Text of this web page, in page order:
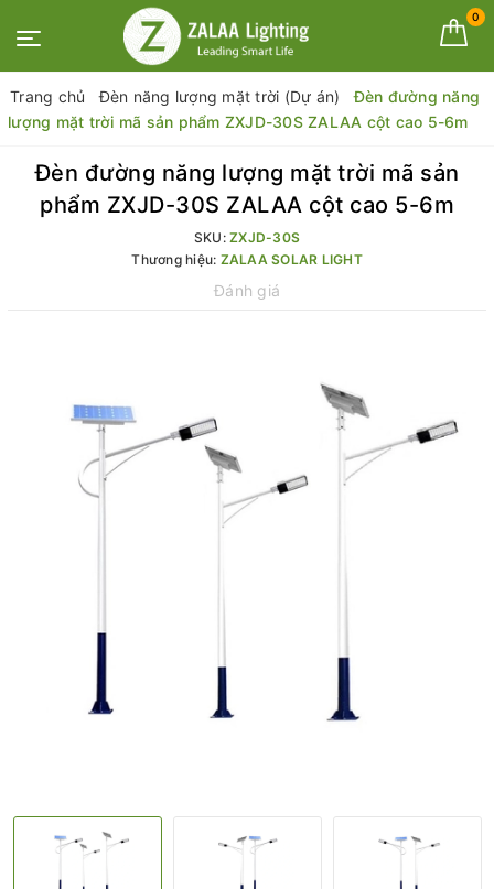
0
Trang chủ Đèn năng lượng mặt trời (Dự án)
Đèn đường năng
lượng mặt trời mã sản phẩm ZXJD-30S ZALAA cột cao 5-6m
Đèn đường năng lượng mặt trời mã sản
phẩm ZXJD-30S ZALAA cột cao 5-6m
SKU:ZXJD-30S
Thương hiệu: ZALAA SOLAR LIGHT
Đánh giá